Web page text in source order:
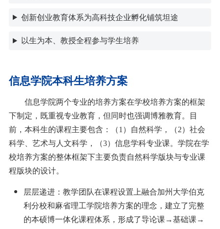
创新创业教育体系为高科技企业孵化铺筑坦途
以生为本、教授全程参与学生培养
信息学院本科生培养方案
信息学院两个专业的培养方案在学校培养方案的框架
下制定，既重视专业教育，但同时也强调博雅教育。目
前，本科生的课程主要包含：（1）自然科学，（2）社会
科学、艺术与人文科学，（3）信息学科专业课。学院在学
校培养方案的整体框架下主要负责自然科学版块与专业课
程版块的设计。
层层递进：教学团队在课程设置上融合加州大学伯克
利分校和麻省理工学院培养方案的理念，建立了完整
的本硕博一体化课程体系，形成了导论课→基础课→